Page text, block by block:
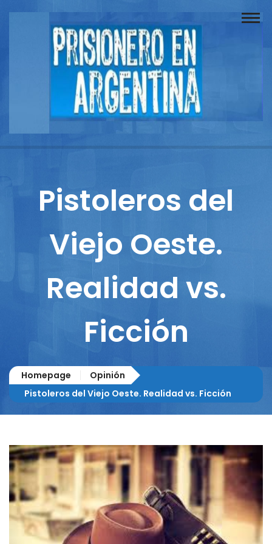
Buscador
Documentos
Reportajes
Columnistas
Pistoleros del
Viejo Oeste.
Realidad vs.
Ficción
Homepage
Opinión
Pistoleros del Viejo Oeste. Realidad vs. Ficción